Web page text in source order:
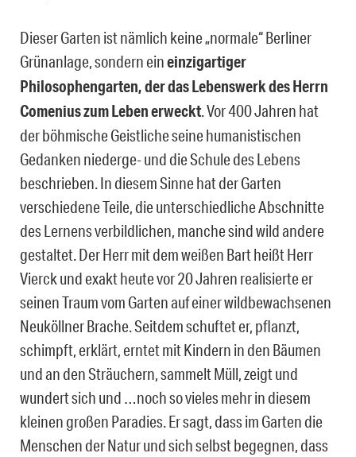
Dieser Garten ist nämlich keine „normale“ Berliner
Grünanlage, sondern eineinzigartiger
Philosophengarten, der das Lebenswerk des Herrn
Comenius zum Leben erweckt. Vor 400 Jahren hat
der böhmische Geistliche seine humanistischen
Gedanken niederge- und die Schule des Lebens
beschrieben. In diesem Sinne hat der Garten
verschiedene Teile, die unterschiedliche Abschnitte
des Lernens verbildlichen, manche sind wild andere
gestaltet. Der Herr mit dem weißen Bart heißt Herr
Vierck und exakt heute vor 20 Jahren realisierte er
seinen Traum vom Garten auf einer wildbewachsenen
Neuköllner Brache. Seitdem schuftet er, pflanzt,
schimpft, erklärt, erntet mit Kindern in den Bäumen
und an den Sträuchern, sammelt Müll, zeigt und
wundert sich und …noch so vieles mehr in diesem
kleinen großen Paradies. Er sagt, dass im Garten die
Menschen der Natur und sich selbst begegnen, dass